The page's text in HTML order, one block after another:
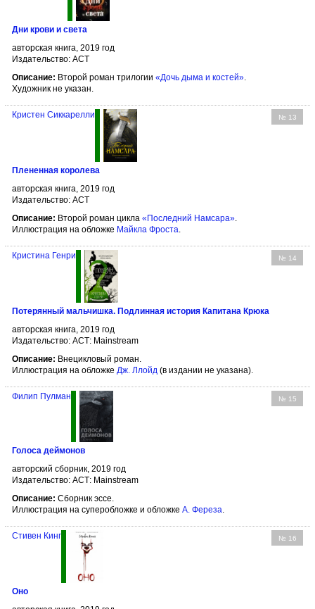
Дни крови и света
авторская книга, 2019 год
Издательство: АСТ
Описание: Второй роман трилогии «Дочь дыма и костей».
Художник не указан.
№ 13
Кристен Сиккарелли
Плененная королева
авторская книга, 2019 год
Издательство: АСТ
Описание: Второй роман цикла «Последний Намсара».
Иллюстрация на обложке Майкла Фроста.
№ 14
Кристина Генри
Потерянный мальчишка. Подлинная история Капитана Крюка
авторская книга, 2019 год
Издательство: АСТ: Mainstream
Описание: Внецикловый роман.
Иллюстрация на обложке Дж. Ллойд (в издании не указана).
№ 15
Филип Пулман
Голоса деймонов
авторский сборник, 2019 год
Издательство: АСТ: Mainstream
Описание: Сборник эссе.
Иллюстрация на суперобложке и обложке А. Фереза.
№ 16
Стивен Кинг
Оно